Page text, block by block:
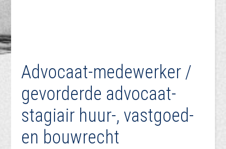
Advocaat-medewerker /
gevorderde advocaat-
stagiair huur-, vastgoed-
en bouwrecht